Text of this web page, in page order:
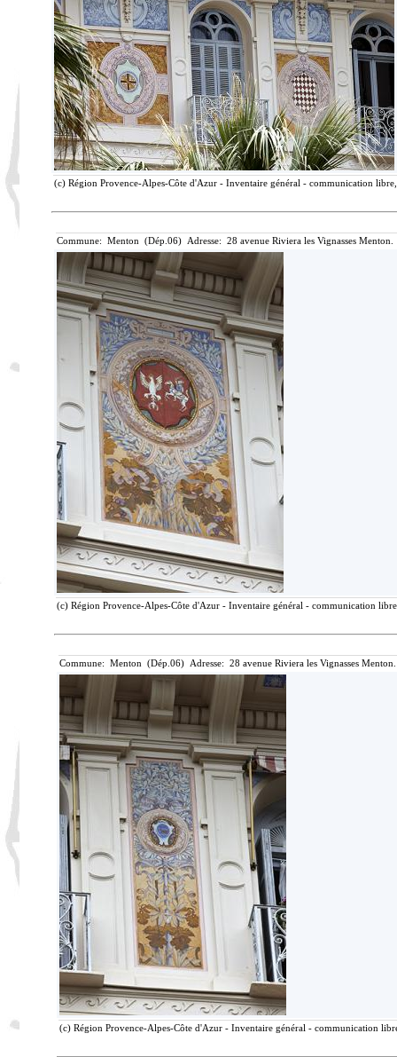
(c) Région Provence-Alpes-Côte d'Azur - Inventaire général - communication
Commune: Menton (Dép.06) Adresse: 28 avenue Riviera les Vignasses
(c) Région Provence-Alpes-Côte d'Azur - Inventaire général - communication
Commune: Menton (Dép.06) Adresse: 28 avenue Riviera les Vignasses
(c) Région Provence-Alpes-Côte d'Azur - Inventaire général - communication